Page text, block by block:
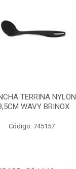
TERRINA NYLON
WAVY BRINOX
Código: 745157